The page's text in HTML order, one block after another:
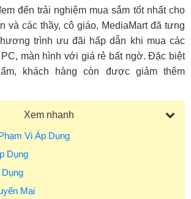
đến trải nghiệm mua sắm tốt nhất cho
và các thầy, cô giáo, MediaMart đã tưng
trình ưu đãi hấp dẫn khi mua các
màn hình với giá rẻ bất ngờ. Đặc biệt
khách hàng còn được giảm thêm
Xem nhanh
Vi Áp Dụng
Dụng
Mại